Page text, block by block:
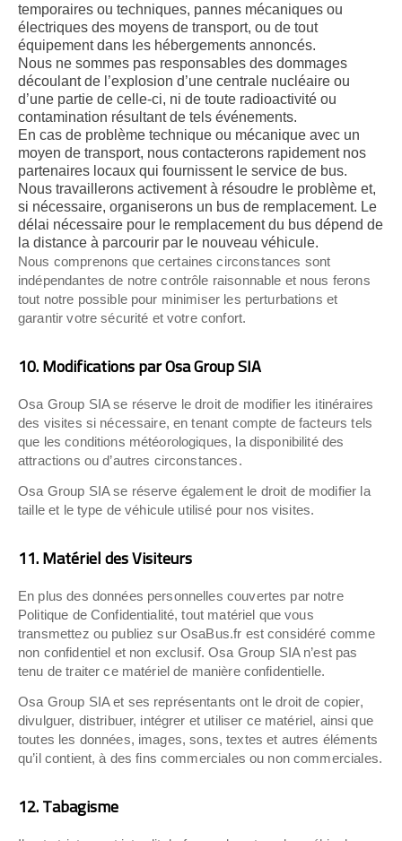
temporaires ou techniques, pannes mécaniques ou
électriques des moyens de transport, ou de tout
équipement dans les hébergements annoncés.
Nous ne sommes pas responsables des dommages
découlant de l’explosion d’une centrale nucléaire ou
d’une partie de celle-ci, ni de toute radioactivité ou
contamination résultant de tels événements.
En cas de problème technique ou mécanique avec un
moyen de transport, nous contacterons rapidement nos
partenaires locaux qui fournissent le service de bus.
Nous travaillerons activement à résoudre le problème et,
si nécessaire, organiserons un bus de remplacement. Le
délai nécessaire pour le remplacement du bus dépend de
la distance à parcourir par le nouveau véhicule.
Nous comprenons que certaines circonstances sont
indépendantes de notre contrôle raisonnable et nous ferons
tout notre possible pour minimiser les perturbations et
garantir votre sécurité et votre confort.
10. Modifications par Osa Group SIA
Osa Group SIA se réserve le droit de modifier les itinéraires
des visites si nécessaire, en tenant compte de facteurs tels
que les conditions météorologiques, la disponibilité des
attractions ou d’autres circonstances.
Osa Group SIA se réserve également le droit de modifier la
taille et le type de véhicule utilisé pour nos visites.
11. Matériel des Visiteurs
En plus des données personnelles couvertes par notre
Politique de Confidentialité, tout matériel que vous
transmettez ou publiez sur OsaBus.fr est considéré comme
non confidentiel et non exclusif. Osa Group SIA n’est pas
tenu de traiter ce matériel de manière confidentielle.
Osa Group SIA et ses représentants ont le droit de copier,
divulguer, distribuer, intégrer et utiliser ce matériel, ainsi que
toutes les données, images, sons, textes et autres éléments
qu’il contient, à des fins commerciales ou non commerciales.
12. Tabagisme